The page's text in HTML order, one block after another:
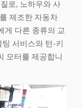
로, 노하우와 사
제조한 자동차
게 다른 종류의 교
서비스와 턴-키
모터를 제공합니